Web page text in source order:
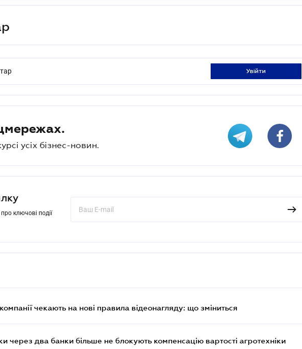
увійти
усіх бізнес-новин.
ключові події
чекають на нові правила відеонагляду: що зміниться
через два банки більше не блокують компенсацію вартості агротехніки